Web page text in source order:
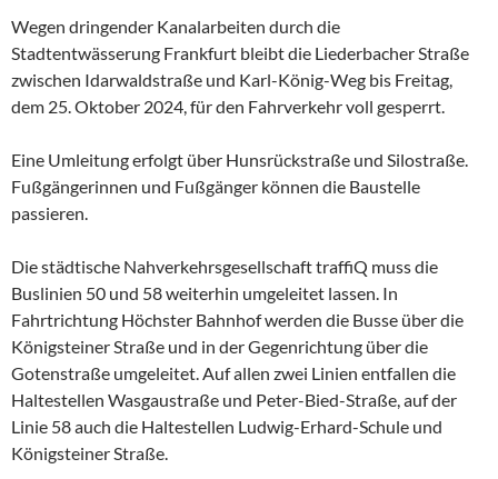
Wegen dringender Kanalarbeiten durch die
Stadtentwässerung Frankfurt bleibt die Liederbacher Straße
zwischen Idarwaldstraße und Karl-König-Weg bis Freitag,
dem 25. Oktober 2024, für den Fahrverkehr voll gesperrt.
Eine Umleitung erfolgt über Hunsrückstraße und Silostraße.
Fußgängerinnen und Fußgänger können die Baustelle
passieren.
Die städtische Nahverkehrsgesellschaft traffiQ muss die
Buslinien 50 und 58 weiterhin umgeleitet lassen. In
Fahrtrichtung Höchster Bahnhof werden die Busse über die
Königsteiner Straße und in der Gegenrichtung über die
Gotenstraße umgeleitet. Auf allen zwei Linien entfallen die
Haltestellen Wasgaustraße und Peter-Bied-Straße, auf der
Linie 58 auch die Haltestellen Ludwig-Erhard-Schule und
Königsteiner Straße.